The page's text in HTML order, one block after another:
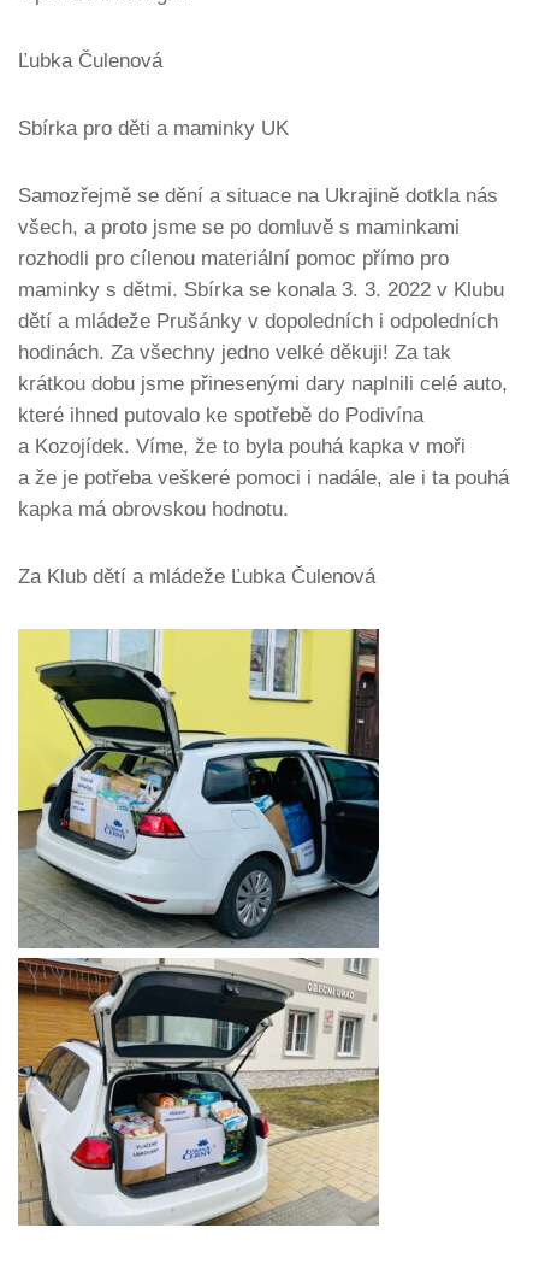
Ľubka Čulenová
Sbírka pro děti a maminky UK
Samozřejmě se dění a situace na Ukrajině dotkla nás
všech, a proto jsme se po domluvě s maminkami
rozhodli pro cílenou materiální pomoc přímo pro
maminky s dětmi. Sbírka se konala 3. 3. 2022 v Klubu
dětí a mládeže Prušánky v dopoledních i odpoledních
hodinách. Za všechny jedno velké děkuji! Za tak
krátkou dobu jsme přinesenými dary naplnili celé auto,
které ihned putovalo ke spotřebě do Podivína
a Kozojídek. Víme, že to byla pouhá kapka v moři
a že je potřeba veškeré pomoci i nadále, ale i ta pouhá
kapka má obrovskou hodnotu.
Za Klub dětí a mládeže Ľubka Čulenová